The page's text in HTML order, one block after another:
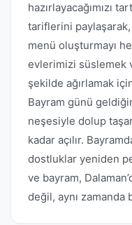
hazırlayacağımızı
tariflerini
menü oluşturmayı
evlerimizi süslemek
şekilde ağırlamak
Bayram günü
neşesiyle dolup
kadar açılır.
dostluklar yeniden
ve bayram,
değil, aynı zamanda